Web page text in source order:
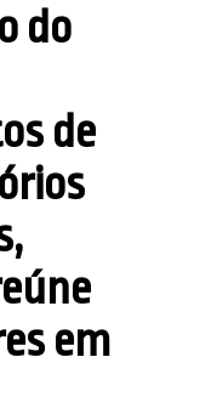
do
de
em